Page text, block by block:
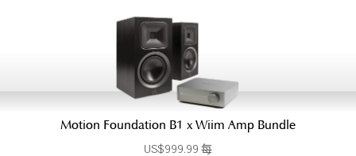
Motion Foundation B1 x Wiim Amp Bundle
US$999.99 每